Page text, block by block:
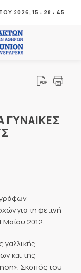
2026, 15 : 28 : 45
ΓΥΝΑΙΚΕΣ
για τη φετινή
Μαΐου 2012.
γαλλικής
και της
Σκοπός του